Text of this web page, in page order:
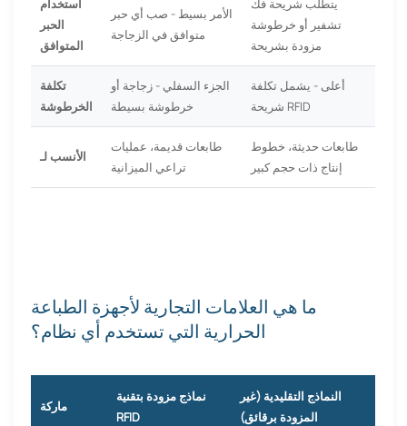
استخدام
الحبر
المتوافق
الأمر بسيط - صب أي حبر
متوافق في الزجاجة
يتطلب شريحة فك
تشفير أو خرطوشة
مزودة بشريحة
تكلفة
الخرطوشة
الجزء السفلي - زجاجة أو
خرطوشة بسيطة
أعلى - يشمل تكلفة
شريحة RFID
الأنسب لـ
طابعات قديمة، عمليات
تراعي الميزانية
طابعات حديثة، خطوط
إنتاج ذات حجم كبير
ما هي العلامات التجارية لأجهزة الطباعة
الحرارية التي تستخدم أي نظام؟
ماركة
نماذج مزودة بتقنية
RFID
النماذج التقليدية (غير
المزودة برقائق)